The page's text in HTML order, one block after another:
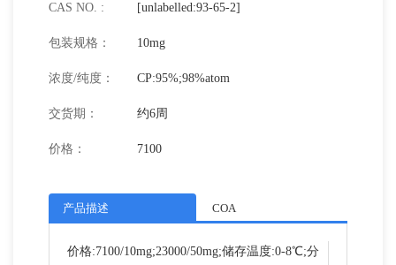
CAS NO. : [unlabelled:93-65-2]
包装规格： 10mg
浓度/纯度： CP:95%;98%atom
交货期： 约6周
价格： 7100
产品描述 COA
价格:7100/10mg;23000/50mg;储存温度:0-8℃;分